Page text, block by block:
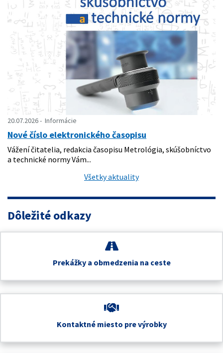
20.07.2026 Informácie
Nové číslo elektronického časopisu
Vážení čitatelia, redakcia časopisu Metrológia, skúšobníctvo
a technické normy Vám...
Všetky aktuality
Dôležité odkazy
Prekážky a obmedzenia na ceste
Kontaktné miesto pre výrobky